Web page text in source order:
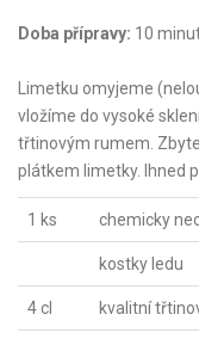
Doba přípravy: 10
Limetku omyjeme
vložíme do vysoké
třtinovým rumem.
plátkem limetky. Ihned
1 ks chemicky
kostky ledu
4 cl kvalitní